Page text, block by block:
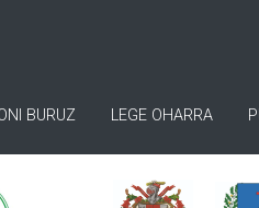
BURUZ LEGE OHARRA